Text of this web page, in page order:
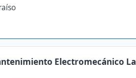
Electromecánico La